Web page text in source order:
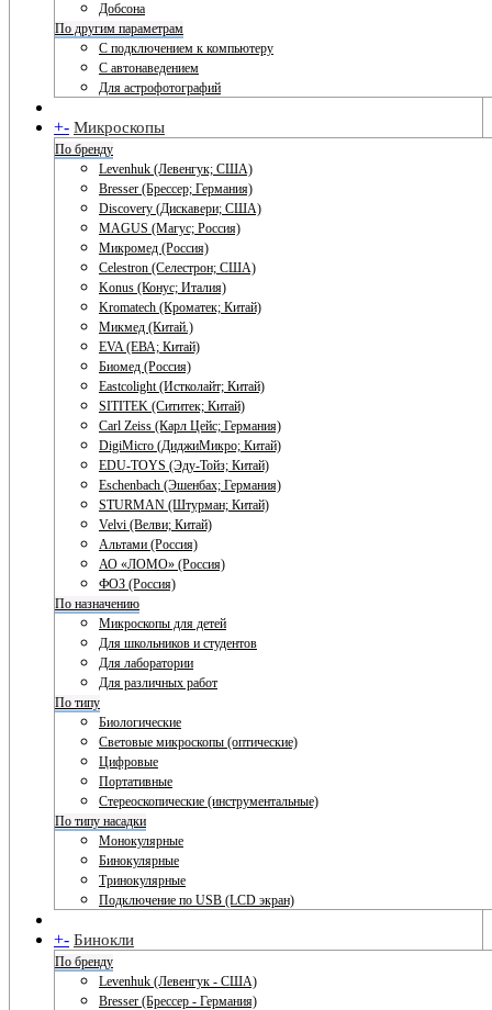
Добсона
По другим параметрам
С подключением к компьютеру
С автонаведением
Для астрофотографий
+- Микроскопы
По бренду
Levenhuk (Левенгук; США)
Bresser (Брессер; Германия)
Discovery (Дискавери; США)
MAGUS (Магус; Россия)
Микромед (Россия)
Celestron (Селестрон; США)
Konus (Конус; Италия)
Kromatech (Кроматек; Китай)
Микмед (Китай.)
EVA (ЕВА; Китай)
Биомед (Россия)
Eastcolight (Истколайт; Китай)
SITITEK (Сититек; Китай)
Carl Zeiss (Карл Цейс; Германия)
DigiMicro (ДиджиМикро; Китай)
EDU-TOYS (Эду-Тойз; Китай)
Eschenbach (Эшенбах; Германия)
STURMAN (Штурман; Китай)
Velvi (Велви; Китай)
Альтами (Россия)
АО «ЛОМО» (Россия)
ФОЗ (Россия)
По назначению
Микроскопы для детей
Для школьников и студентов
Для лаборатории
Для различных работ
По типу
Биологические
Световые микроскопы (оптические)
Цифровые
Портативные
Стереоскопические (инструментальные)
По типу насадки
Монокулярные
Бинокулярные
Тринокулярные
Подключение по USB (LCD экран)
+- Бинокли
По бренду
Levenhuk (Левенгук - США)
Bresser (Брессер - Германия)